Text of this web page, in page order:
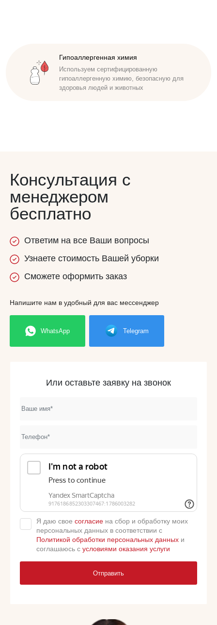
Доступная стоимость
Удобные способы оплаты. Наличный,
безналичный расчет. Работаем по договору
Консультация с
менеджером
бесплатно
Ответим на все Ваши вопросы
Узнаете стоимость Вашей уборки
Сможете оформить заказ
Напишите нам в удобный для вас мессенджер
WhatsApp Telegram
Или оставьте заявку на звонок
Я даю свое согласие на сбор и обработку моих
персональных данных в соответствии с
Политикой обработки персональных данных и
соглашаюсь с условиями оказания услуги
Отправить